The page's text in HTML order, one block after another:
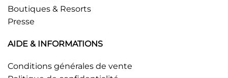
Boutiques & Resorts
Presse
AIDE & INFORMATIONS
Conditions générales de vente